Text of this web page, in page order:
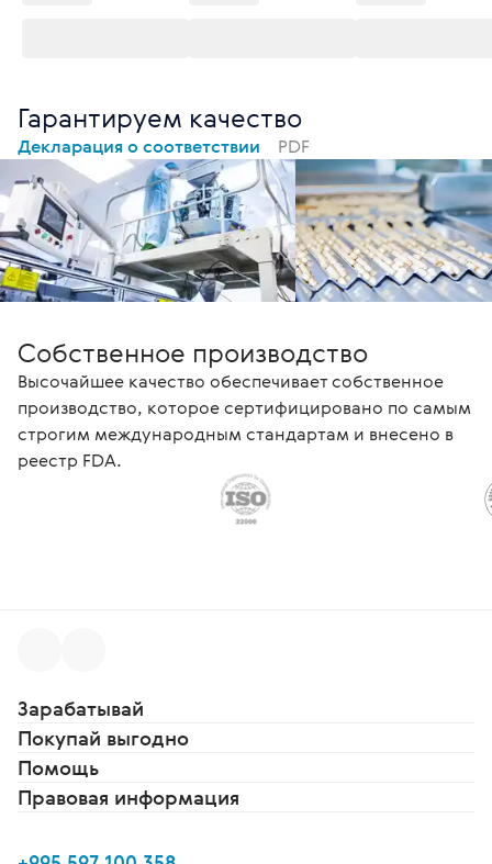
Гарантируем качество
Декларация о соответствии PDF
Собственное производство
Высочайшее качество обеспечивает собственное
производство, которое сертифицировано по самым
строгим международным стандартам и внесено в
реестр FDA.
Зарабатывай
Покупай выгодно
Помощь
Правовая информация